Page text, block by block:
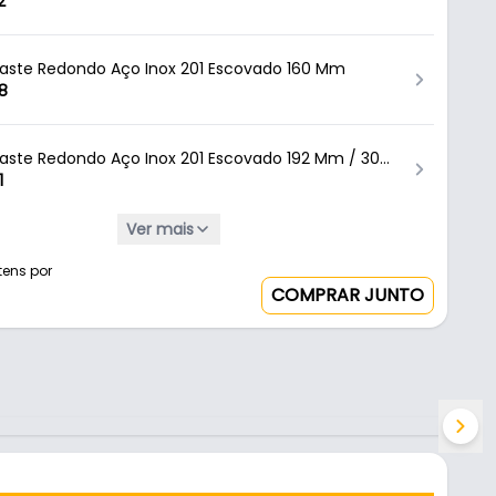
Redondo Aço Inox 201 Escovado 160 Mm
Redondo Aço Inox 201 Escovado 192 Mm / 30
Dmt
Ver mais
por
COMPRAR JUNTO